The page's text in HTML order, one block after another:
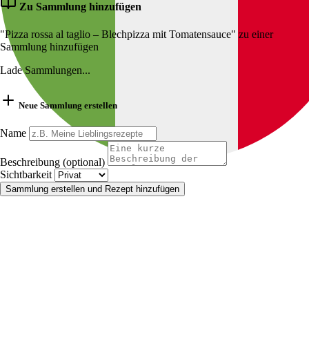
Zu Sammlung hinzufügen
"Pizza rossa al taglio – Blechpizza mit Tomatensauce" zu einer
Sammlung hinzufügen
Lade Sammlungen...
Neue Sammlung erstellen
Name
Beschreibung (optional)
Sichtbarkeit
Sammlung erstellen und Rezept hinzufügen